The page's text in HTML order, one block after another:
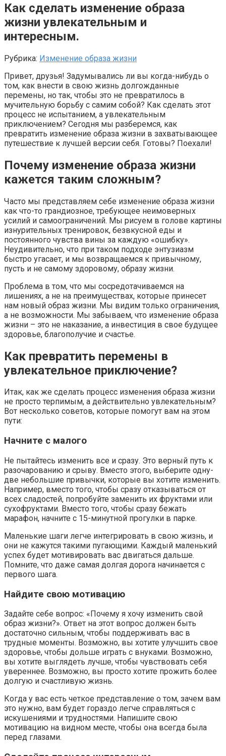
Как сделать изменение образа
жизни увлекательным и
интересным.
Рубрика: Изменение образа жизни
Привет, друзья! Задумывались ли вы когда-нибудь о
том, как внести в свою жизнь долгожданные
перемены, но так, чтобы это не превратилось в
мучительную борьбу с самим собой? Как сделать этот
процесс не испытанием, а увлекательным
приключением? Сегодня мы разберемся, как
превратить изменение образа жизни в захватывающее
путешествие к лучшей версии себя. Готовы? Поехали!
Почему изменение образа жизни
кажется таким сложным?
Часто мы представляем себе изменение образа жизни
как что-то грандиозное, требующее неимоверных
усилий и самоограничений. Мы рисуем в голове картины
изнурительных тренировок, безвкусной еды и
постоянного чувства вины за каждую «ошибку».
Неудивительно, что при таком подходе энтузиазм
быстро угасает, и мы возвращаемся к привычному,
пусть и не самому здоровому, образу жизни.
Проблема в том, что мы сосредотачиваемся на
лишениях, а не на преимуществах, которые принесет
нам новый образ жизни. Мы видим только ограничения,
а не возможности. Мы забываем, что изменение образа
жизни – это не наказание, а инвестиция в свое будущее
здоровье, благополучие и счастье.
Как превратить перемены в
увлекательное приключение?
Итак, как же сделать процесс изменения образа жизни
не просто терпимым, а действительно увлекательным?
Вот несколько советов, которые помогут вам на этом
пути:
Начните с малого
Не пытайтесь изменить все и сразу. Это верный путь к
разочарованию и срыву. Вместо этого, выберите одну-
две небольшие привычки, которые вы хотите изменить.
Например, вместо того, чтобы сразу отказываться от
всех сладостей, попробуйте заменить их фруктами или
сухофруктами. Вместо того, чтобы сразу бежать
марафон, начните с 15-минутной прогулки в парке.
Маленькие шаги легче интегрировать в свою жизнь, и
они не кажутся такими пугающими. Каждый маленький
успех будет мотивировать вас двигаться дальше.
Помните, что даже самая долгая дорога начинается с
первого шага.
Найдите свою мотивацию
Задайте себе вопрос: «Почему я хочу изменить свой
образ жизни?». Ответ на этот вопрос должен быть
достаточно сильным, чтобы поддерживать вас в
трудные моменты. Возможно, вы хотите улучшить свое
здоровье, чтобы дольше играть с внуками. Возможно,
вы хотите выглядеть лучше, чтобы чувствовать себя
увереннее. Возможно, вы просто хотите прожить более
долгую и счастливую жизнь.
Когда у вас есть четкое представление о том, зачем вам
это нужно, вам будет гораздо легче справляться с
искушениями и трудностями. Напишите свою
мотивацию на видном месте, чтобы она всегда была
перед глазами.